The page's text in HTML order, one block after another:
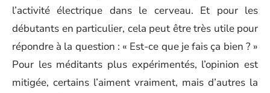
l’activité électrique dans le cerveau. Et pour les
débutants en particulier, cela peut être très utile pour
répondre à la question : « Est-ce que je fais ça bien ? »
Pour les méditants plus expérimentés, l’opinion est
mitigée, certains l’aiment vraiment, mais d’autres la